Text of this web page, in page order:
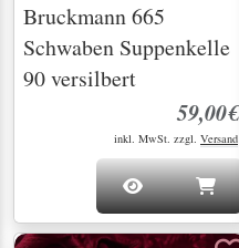
Bruckmann 665
Schwaben Suppenkelle
90 versilbert
59,00€
inkl. MwSt. zzgl. Versand